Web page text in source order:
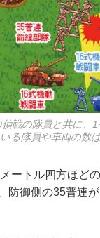
戦の隊員と共に、
る隊員や車両の数
ートル四方ほど
防御側の35普連